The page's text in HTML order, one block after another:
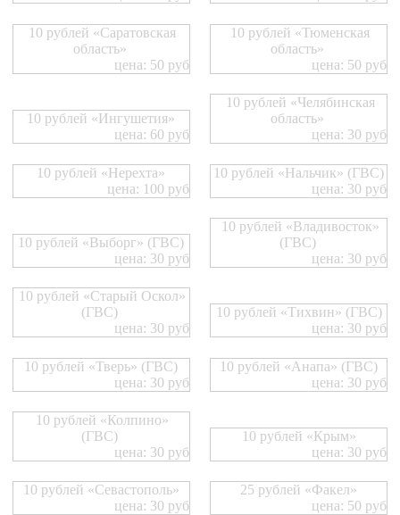
10 рублей «Саратовская
область»
цена: 50 руб
10 рублей «Тюменская
область»
цена: 50 руб
10 рублей «Ингушетия»
цена: 60 руб
10 рублей «Челябинская
область»
цена: 30 руб
10 рублей «Нерехта»
цена: 100 руб
10 рублей «Нальчик» (ГВС)
цена: 30 руб
10 рублей «Выборг» (ГВС)
цена: 30 руб
10 рублей «Владивосток»
(ГВС)
цена: 30 руб
10 рублей «Старый Оскол»
(ГВС)
цена: 30 руб
10 рублей «Тихвин» (ГВС)
цена: 30 руб
10 рублей «Тверь» (ГВС)
цена: 30 руб
10 рублей «Анапа» (ГВС)
цена: 30 руб
10 рублей «Колпино»
(ГВС)
цена: 30 руб
10 рублей «Крым»
цена: 30 руб
10 рублей «Севастополь»
цена: 30 руб
25 рублей «Факел»
цена: 50 руб